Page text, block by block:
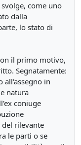
come uno
dalla
lo stato di
il primo motivo,
Segnatamente:
all'assegno in
natura
coniuge
del rilevante
le parti o se